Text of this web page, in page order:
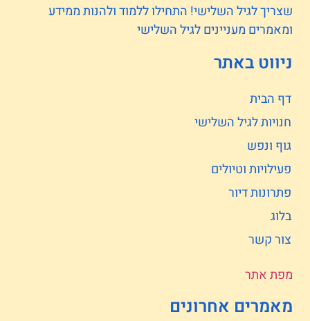
שצריך לגיל השלישי! התחילו ללמוד ולהנות ממידע
ומאמרים מעניינים לגיל השלישי
ניווט באתר
דף הבית
חנויות לגיל השלישי
גוף ונפש
פעילויות וטיולים
פתרונות דיור
בלוג
צור קשר
מפת אתר
מאמרים אחרונים